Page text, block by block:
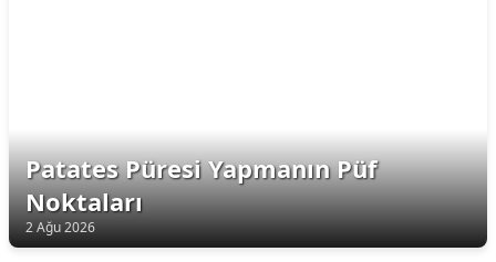
Patates Püresi Yapmanın Püf
Noktaları
2 Ağu 2026